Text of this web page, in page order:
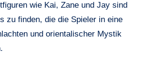
wie Kai, Zane und Jay sind
zu finden, die die Spieler in eine
und orientalischer Mystik